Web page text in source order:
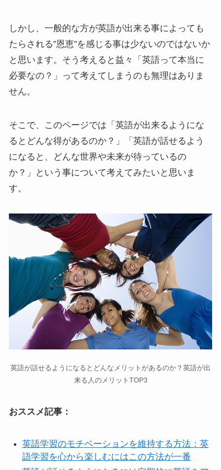
しかし、一般的な方が英語が出来る事によっても
たらされる”恩恵”を感じる事は少ないのではないか
と思います。そう考えると益々「英語って本当に
必要なの？」って考えてしまうのも無理はありま
せん。
そこで、このページでは「英語が出来るようにな
るとどんな得があるのか？」「英語が話せるよう
になると、どんな世界や未来が待っているの
か？」という事について考えてみたいと思いま
す。
英語が話せるようになるとどんなメリットがあるのか？英語が出
来る人のメリットTOP3
おススメ記事：
英語学習のモチベーションを維持する方法：英
語学習を心から楽しむにはこの方法が一番